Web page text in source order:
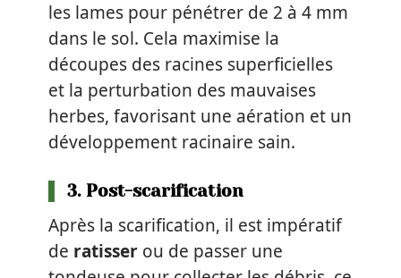
les lames pour pénétrer de 2 à 4 mm
dans le sol. Cela maximise la
découpes des racines superficielles
et la perturbation des mauvaises
herbes, favorisant une aération et un
développement racinaire sain.
3. Post-scarification
Après la scarification, il est impératif
de ratisser ou de passer une